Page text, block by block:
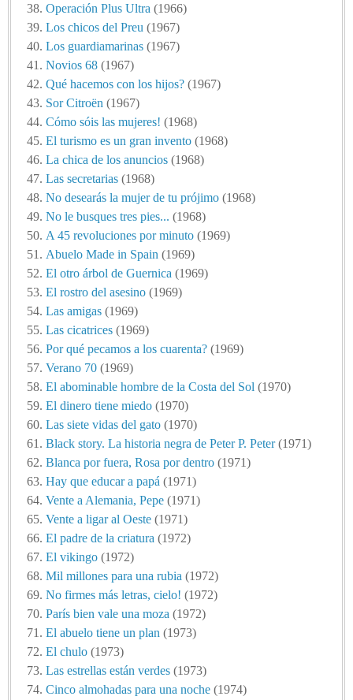
Operación Plus Ultra (1966)
Los chicos del Preu (1967)
Los guardiamarinas (1967)
Novios 68 (1967)
Qué hacemos con los hijos? (1967)
Sor Citroën (1967)
Cómo sóis las mujeres! (1968)
El turismo es un gran invento (1968)
La chica de los anuncios (1968)
Las secretarias (1968)
No desearás la mujer de tu prójimo (1968)
No le busques tres pies... (1968)
A 45 revoluciones por minuto (1969)
Abuelo Made in Spain (1969)
El otro árbol de Guernica (1969)
El rostro del asesino (1969)
Las amigas (1969)
Las cicatrices (1969)
Por qué pecamos a los cuarenta? (1969)
Verano 70 (1969)
El abominable hombre de la Costa del Sol (1970)
El dinero tiene miedo (1970)
Las siete vidas del gato (1970)
Black story. La historia negra de Peter P. Peter(1971)
Blanca por fuera, Rosa por dentro (1971)
Hay que educar a papá (1971)
Vente a Alemania, Pepe (1971)
Vente a ligar al Oeste (1971)
El padre de la criatura (1972)
El vikingo (1972)
Mil millones para una rubia (1972)
No firmes más letras, cielo! (1972)
París bien vale una moza (1972)
El abuelo tiene un plan (1973)
El chulo (1973)
Las estrellas están verdes (1973)
Cinco almohadas para una noche (1974)